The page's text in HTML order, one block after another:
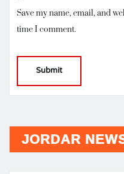
Save my name, email, and
time I comment.
JORDAR